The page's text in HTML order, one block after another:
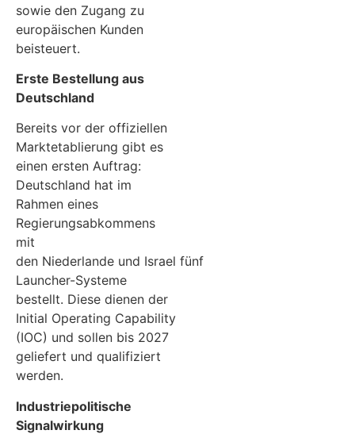
sowie den Zugang zu
europäischen Kunden
beisteuert.
Erste Bestellung aus
Deutschland
Bereits vor der offiziellen
Marktetablierung gibt es
einen ersten Auftrag:
Deutschland hat im
Rahmen eines
Regierungsabkommens
mit
den Niederlande und Israel fünf
Launcher-Systeme
bestellt. Diese dienen der
Initial Operating Capability
(IOC) und sollen bis 2027
geliefert und qualifiziert
werden.
Industriepolitische
Signalwirkung